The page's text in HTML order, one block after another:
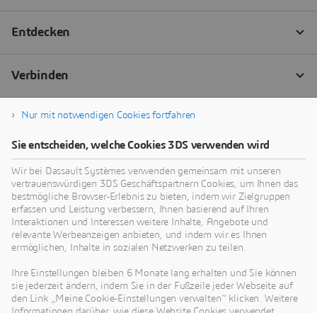
Nur mit notwendigen Cookies fortfahren
Sie entscheiden, welche Cookies 3DS verwenden wird
Wir bei Dassault Systèmes verwenden gemeinsam mit unseren
vertrauenswürdigen 3DS Geschäftspartnern Cookies, um Ihnen das
bestmögliche Browser-Erlebnis zu bieten, indem wir Zielgruppen
erfassen und Leistung verbessern, Ihnen basierend auf Ihren
Interaktionen und Interessen weitere Inhalte, Angebote und
relevante Werbeanzeigen anbieten, und indem wir es Ihnen
ermöglichen, Inhalte in sozialen Netzwerken zu teilen.
Ihre Einstellungen bleiben 6 Monate lang erhalten und Sie können
sie jederzeit ändern, indem Sie in der Fußzeile jeder Webseite auf
den Link „Meine Cookie-Einstellungen verwalten“ klicken. Weitere